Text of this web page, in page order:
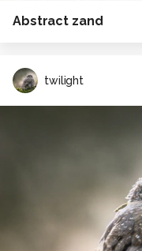
Abstract zand
twilight